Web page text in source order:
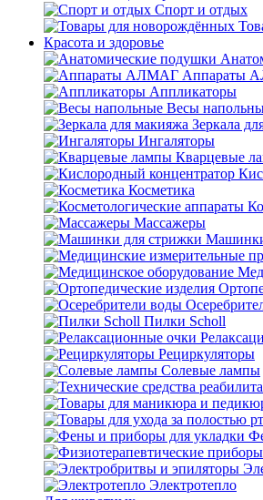
Спорт и отдых
Красота и здоровье
Аппараты
Аппликаторы
Весы
Зеркала
Ингаляторы
Кварцевые
Косметика
Массажеры
Пилки Scholl
Рециркуляторы
Солевые лампы
Электротепло